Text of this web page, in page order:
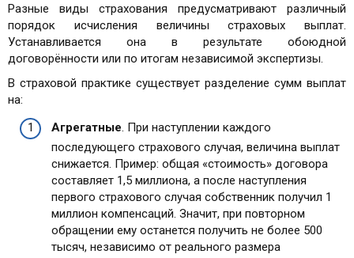
Разные виды страхования предусматривают различный
порядок исчисления величины страховых выплат.
Устанавливается она в результате обоюдной
договорённости или по итогам независимой экспертизы.
В страховой практике существует разделение сумм выплат
на:
Агрегатные . При наступлении каждого
последующего страхового случая, величина выплат
снижается. Пример: общая «стоимость» договора
составляет 1,5 миллиона, а после наступления
первого страхового случая собственник получил 1
миллион компенсаций. Значит, при повторном
обращении ему останется получить не более 500
тысяч, независимо от реального размера